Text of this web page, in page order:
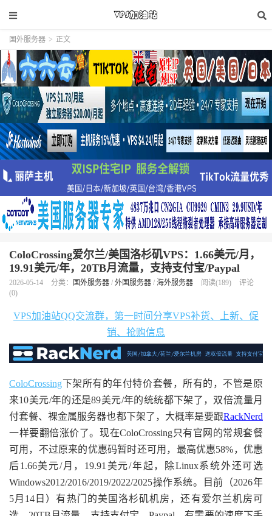
国外服务器 > 正文
ColoCrossing爱尔兰/美国洛杉矶VPS：1.66美元/月，
19.91美元/年，20TB月流量，支持支付宝/Paypal
2026-05-14 分类： 国外服务器 / 外国服务器 / 海外服务器 阅读(189)
评论
(0)
VPS加油站QQ交流群，第一时间分享VPS补货、上新、促
销、抢购信息
ColoCrossing下架所有的年付特价套餐，所有的，不管是原
来10美元/年的还是89美元/年的统统都下架了，双倍流量月
付套餐、裸金属服务器也都下架了，大概率是要跟RackNerd
一样要翻倍涨价了。现在ColoCrossing只有官网的常规套餐
可用，不过原来的优惠码暂时还可用，最高优惠58%，优惠
后1.66美元/月，19.91美元/年起，除Linux系统外还可选
Windows2012/2016/2019/2022/2025操作系统。目前（2026年
5月14日）有热门的美国洛杉矶机房，还有爱尔兰机房可